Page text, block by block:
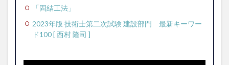
「固結工法」
2023年版 技術士第二次試験 建設部門 最新キーワー
ド100 [ 西村 隆司 ]